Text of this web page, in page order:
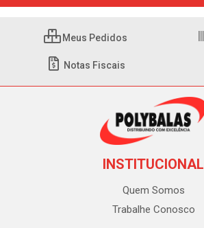
Meus Pedidos
Notas Fiscais
INSTITUCIONAL
Quem Somos
Trabalhe Conosco